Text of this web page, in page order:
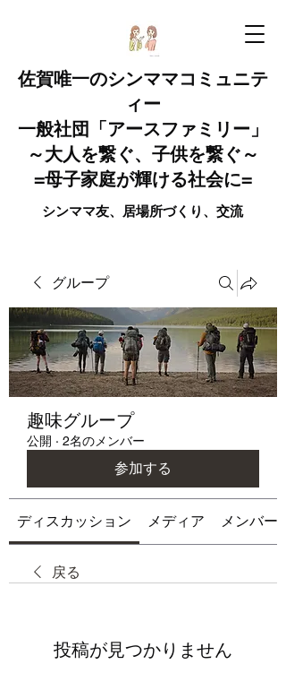
佐賀唯一のシンママコミュニテ
ィー
一般社団「アースファミリー」
～大人を繋ぐ、子供を繋ぐ～
=母子家庭が輝ける社会に=
​​​​​シンママ友、居場所づくり​、交流
グループ
趣味グループ
公開 · 2名のメンバー
参加する
ディスカッション メディア メンバー
戻る
投稿が見つかりません